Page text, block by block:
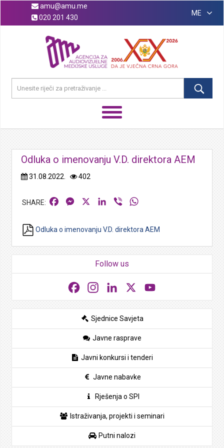
amu@amu.me
020 201 430
ME
Odluka o imenovanju V.D. direktora AEM
31.08.2022. 402
FacebookMessengerLinkedIn
Viber
Odluka o imenovanju V.D. direktora AEM
Follow us
FacebookInstagramLinkedIn
Sjednice Savjeta
Javne rasprave
Javni konkursi i tenderi
Javne nabavke
Rješenja o SPI
Istraživanja, projekti i seminari
Putni nalozi